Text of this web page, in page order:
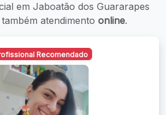
em Jaboatão dos Guararapes
atendimento online.
Recomendado